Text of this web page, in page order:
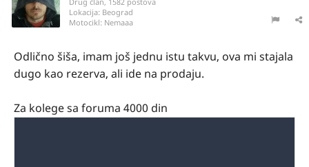
Lokacija: Beograd
Motocikl: Nemaaa
Odlično šiša, imam još jednu istu takvu, ova mi stajala
dugo kao rezerva, ali ide na prodaju.
Za kolege sa foruma 4000 din